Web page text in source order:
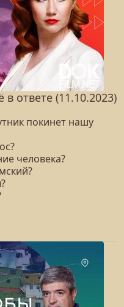
ответе (11.10.2023)
покинет нашу
человека?